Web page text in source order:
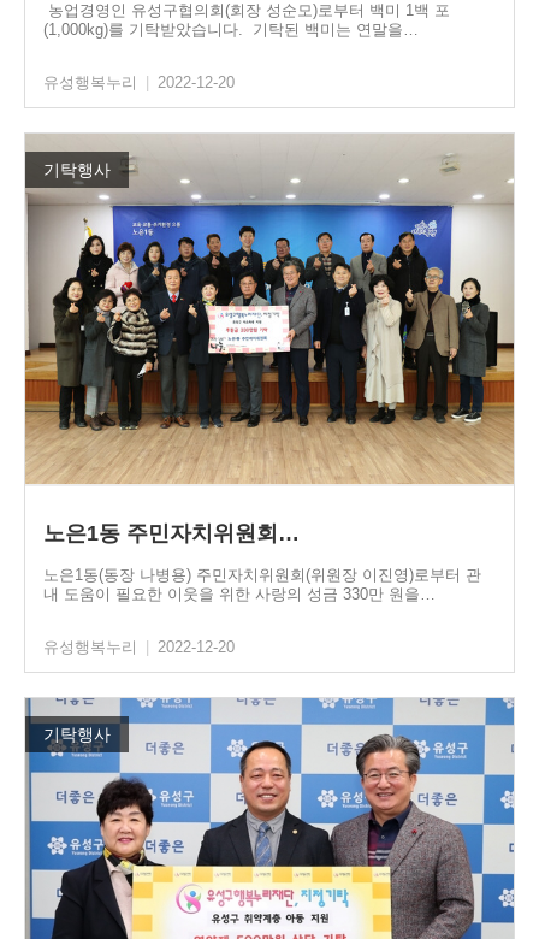
농업경영인 유성구협의회(회장 성순모)로부터 백미 1백 포
(1,000kg)를 기탁받았습니다. 기탁된 백미는 연말을…
유성행복누리 2022-12-20
기탁행사
노은1동 주민자치위원회…
노은1동(동장 나병용) 주민자치위원회(위원장 이진영)로부터 관
내 도움이 필요한 이웃을 위한 사랑의 성금 330만 원을…
유성행복누리 | 2022-12-20
기탁행사